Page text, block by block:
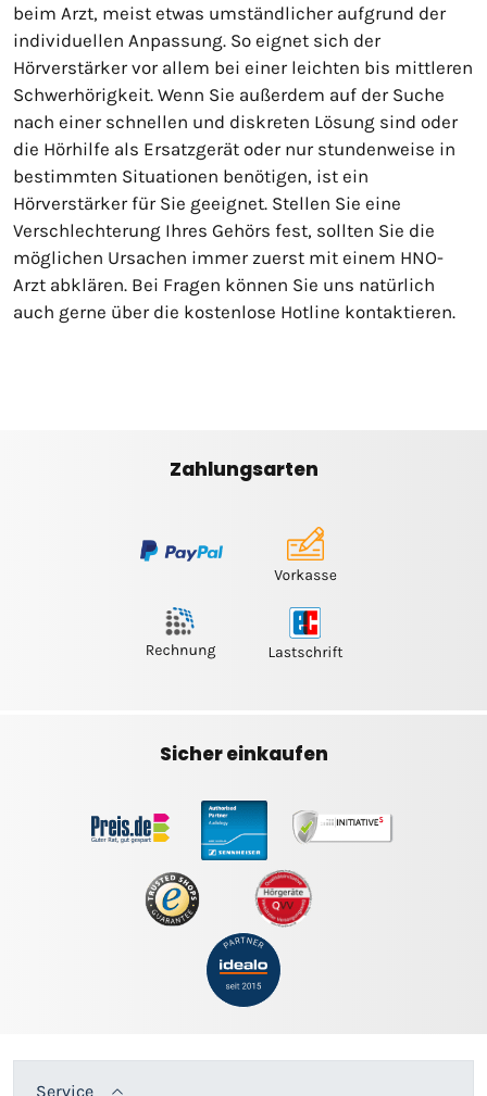
beim Arzt, meist etwas umständlicher aufgrund der
individuellen Anpassung. So eignet sich der
Hörverstärker vor allem bei einer leichten bis mittleren
Schwerhörigkeit. Wenn Sie außerdem auf der Suche
nach einer schnellen und diskreten Lösung sind oder
die Hörhilfe als Ersatzgerät oder nur stundenweise in
bestimmten Situationen benötigen, ist ein
Hörverstärker für Sie geeignet. Stellen Sie eine
Verschlechterung Ihres Gehörs fest, sollten Sie die
möglichen Ursachen immer zuerst mit einem HNO-
Arzt abklären. Bei Fragen können Sie uns natürlich
auch gerne über die kostenlose Hotline kontaktieren.
Zahlungsarten
Sicher einkaufen
Service